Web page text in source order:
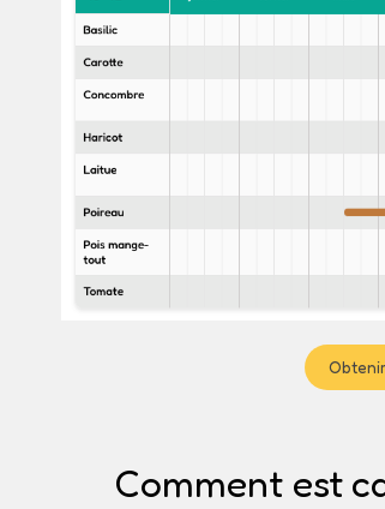
Comment est